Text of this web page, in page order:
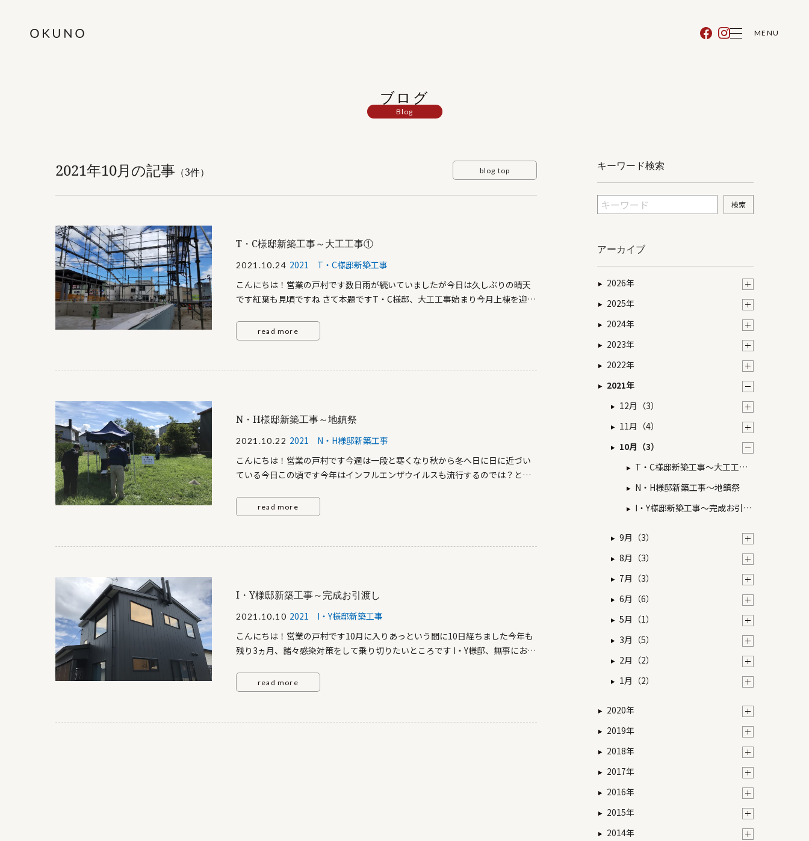
MENU
ブログ
Blog
2021年10月の記事 （3件） blog top
T・C様邸新築工事～大工工事①
2021.10.24 2021 T・C様邸新築工事
こんにちは！営業の戸村です数日雨が続いていましたが今日は久しぶりの晴天
です紅葉も見頃ですね さて本題ですT・C様邸、大工工事始まり今月上棟を迎え
と建込み1日目クレーンと3人の大工さんによる作業です交通量が多く、敷地内
を上手に使ってクレーン作業を行っていました 1階柱を立て、梁をかけていき
完了↓ 2階梁をかけていきます↓ 2階完了し屋根へ↓ 高い作業は安全確認をし
全景↓ 現在、工事は順調に進み内部大工工事に入っております 日に日に寒くな
て・・・） 以上、本日はここまでT様ご家族皆様、ブログへのご協力本当にあ
りがとうございます。またの更新をお楽しみに！
read more
N・H様邸新築工事～地鎮祭
2021.10.22 2021 N・H様邸新築工事
こんにちは！営業の戸村です今週は一段と寒くなり秋から冬へ日に日に近づい
ている今日この頃です今年はインフルエンザウイルスも流行するのでは？と言
月、N様邸着工前に地鎮祭を執り行うことができましたN様、ブログへのご協力
誠にありがとうございます お日柄も良く、一時風が強い時もありましたが、無
して頂きました最後に四方のお清めですご主人様、奥様交互にお清めされてい
またの更新をお楽しみに！
read more
I・Y様邸新築工事～完成お引渡し
2021.10.10 2021 I・Y様邸新築工事
こんにちは！営業の戸村です10月に入りあっという間に10日経ちました今年も
残り3ヵ月、諸々感染対策をして乗り切りたいところです I・Y様邸、無事にお引
目フロアがとても落ち着きます ↓2階から吹抜け部分を覗くとこの様な感じで
す どこにいても家族の気配を感じるつながりのある役割を果してくれていま
ィアで天板の奥行は1ｍ近くあります天付レンジフードとアルミ戸（奥側収納）
read more
キーワード検索
アーカイブ
2026年
2025年
2024年
2023年
2022年
2021年
12月（3）
11月（4）
10月（3）
T・C様邸新築工事～大工工事
①
N・H様邸新築工事～地鎮祭
I・Y様邸新築工事～完成お引渡
9月（3）
8月（3）
7月（3）
6月（6）
5月（1）
3月（5）
2月（2）
1月（2）
2020年
2019年
2018年
2017年
2016年
2015年
2014年